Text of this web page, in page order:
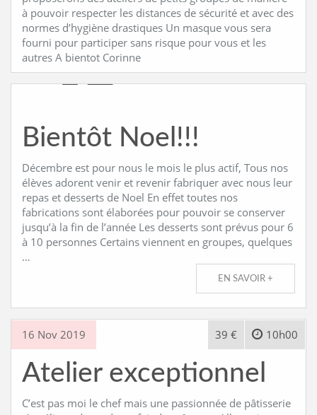
à pouvoir respecter les distances de sécurité et avec des
normes d’hygiène drastiques Un masque vous sera
fourni pour participer sans risque pour vous et les
autres A bientot Corinne
Bientôt Noel!!!
Décembre est pour nous le mois le plus actif, Tous nos
élèves adorent venir et revenir fabriquer avec nous leur
repas et desserts de Noel En effet toutes nos
fabrications sont élaborées pour pouvoir se conserver
jusqu’à la fin de l’année Les desserts sont prévus pour 6
à 10 personnes Certains viennent en groupes, quelques
…
EN SAVOIR +
16 Nov 2019 10h00
39 €
Atelier exceptionnel
C’est pas moi le chef mais une passionnée de pâtisserie